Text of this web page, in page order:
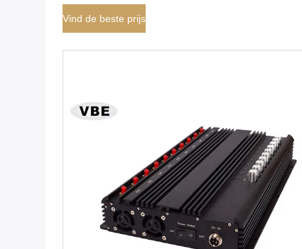
Vind de beste prijs